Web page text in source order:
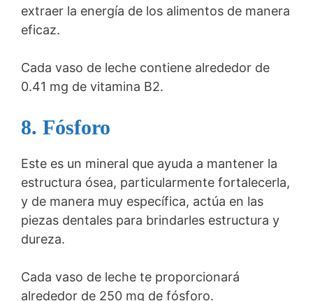
extraer la energía de los alimentos de manera
eficaz.
Cada vaso de leche contiene alrededor de
0.41 mg de vitamina B2.
8. Fósforo
Este es un mineral que ayuda a mantener la
estructura ósea, particularmente fortalecerla,
y de manera muy específica, actúa en las
piezas dentales para brindarles estructura y
dureza.
Cada vaso de leche te proporcionará
alrededor de 250 mg de fósforo.